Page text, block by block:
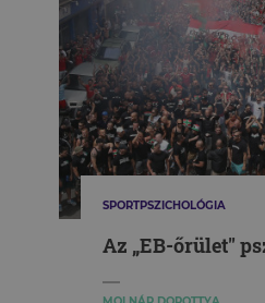
SPORTPSZICHOLÓGIA
Az „EB-őrület"